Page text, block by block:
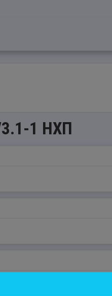
3.1-1 НХП